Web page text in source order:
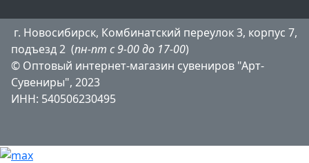
г. Новосибирск, Комбинатский переулок 3, корпус 7,
подъезд 2 (пн-пт с 9-00 до 17-00)
© Оптовый интернет-магазин сувениров "Арт-
Сувениры", 2023
ИНН: 540506230495